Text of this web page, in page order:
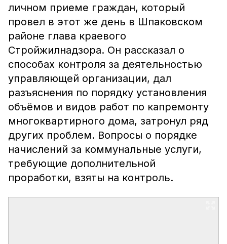
личном приеме граждан, который
провел в этот же день в Шпаковском
районе глава краевого
Стройжилнадзора. Он рассказал о
способах контроля за деятельностью
управляющей организации, дал
разъяснения по порядку установления
объёмов и видов работ по капремонту
многоквартирного дома, затронул ряд
других проблем. Вопросы о порядке
начислений за коммунальные услуги,
требующие дополнительной
проработки, взяты на контроль.